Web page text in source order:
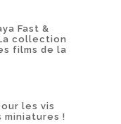
Fast &
collection
films de la
les vis
miniatures !